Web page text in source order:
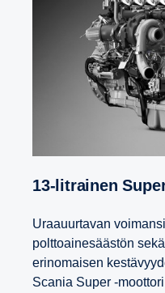
13-​litrainen
Uraauurtavan
polttoainesäästön
erinomaisen
Scania Super -